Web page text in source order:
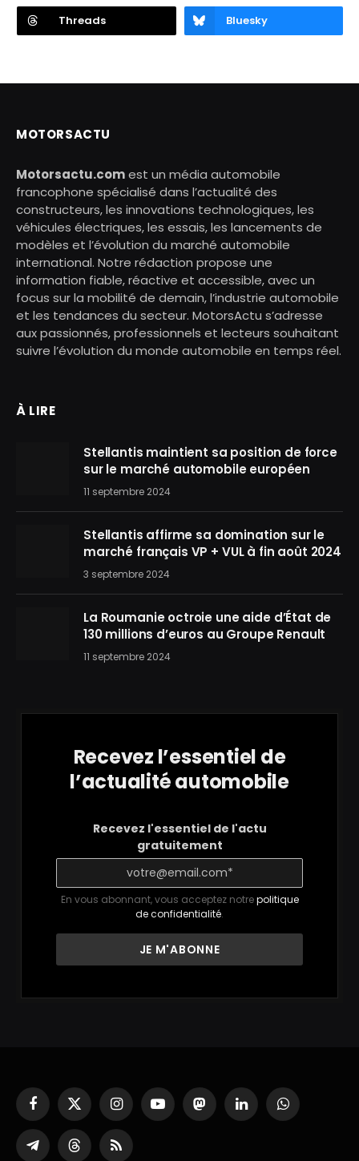
Threads Bluesky
MOTORSACTU
Motorsactu.comest un média automobile
francophone spécialisé dans l’actualité des
constructeurs, les innovations technologiques, les
véhicules électriques, les essais, les lancements de
modèles et l’évolution du marché automobile
international. Notre rédaction propose une
information fiable, réactive et accessible, avec un
focus sur la mobilité de demain, l’industrie automobile
et les tendances du secteur. MotorsActu s’adresse
aux passionnés, professionnels et lecteurs souhaitant
suivre l’évolution du monde automobile en temps réel.
À LIRE
Stellantis maintient sa position de force
sur le marché automobile européen
11 septembre 2024
Stellantis affirme sa domination sur le
marché français VP + VUL à fin août 2024
3 septembre 2024
La Roumanie octroie une aide d’État de
130 millions d’euros au Groupe Renault
11 septembre 2024
Recevez l’essentiel de
l’actualité automobile
Recevez l'essentiel de l'actu
gratuitement
En vous abonnant, vous acceptez notrepolitique
de confidentialité.
Facebook
X
(Twitter)
InstagramYouTubeMastodonLinkedInWhatsApp
PartagerThreadsRSS